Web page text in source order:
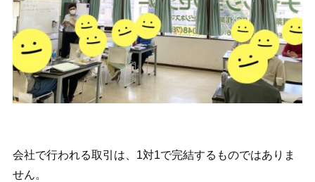
会社で行われる取引は、1対1で完結するものではありま
せん。